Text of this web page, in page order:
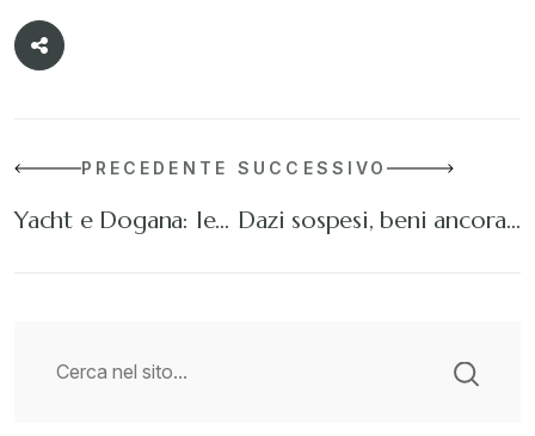
PRECEDENTE
Yacht e Dogana: le…
SUCCESSIVO
Dazi sospesi, beni ancora…